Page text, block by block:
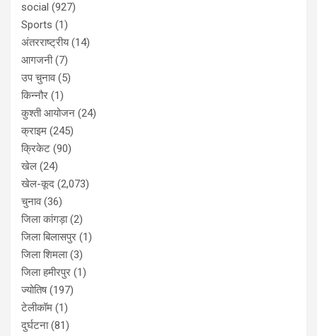
social (927)
Sports (1)
अंतरराष्ट्रीय(14)
आगजनी(7)
उप चुनाव(5)
किन्नौर (1)
कुश्ती आयोजन (24)
क्राइम (245)
क्रिकेट (90)
खेल (24)
खेल-कूद (2,073)
चुनाव(36)
जिला कांगड़ा(2)
जिला बिलासपुर (1)
जिला शिमला(3)
जिला हमीरपुर (1)
ज्योतिष(197)
टेलीकॉम (1)
दुर्घटना(81)